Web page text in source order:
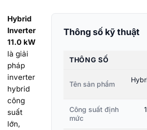
Hybrid
Inverter
11.0 kW
là giải
pháp
inverter
hybrid
công
suất
lớn,
Thông số kỹ thuật
THÔNG SỐ
Tên sản phẩm
Công suất định
mức